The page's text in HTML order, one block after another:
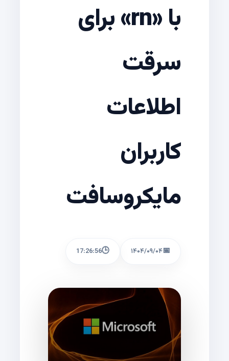
با «rn» برای
سرقت
اطلاعات
کاربران
مایکروسافت
📅۱۴۰۴/۰۹/۰۴ 🕒
17:26:56